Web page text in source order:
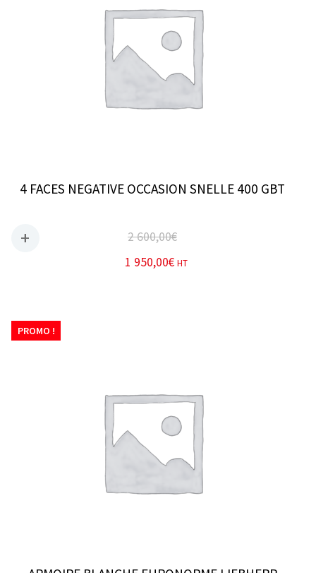
4 FACES NEGATIVE OCCASION SNELLE 400 GBT
2 600,00€
1 950,00€ HT
PROMO !